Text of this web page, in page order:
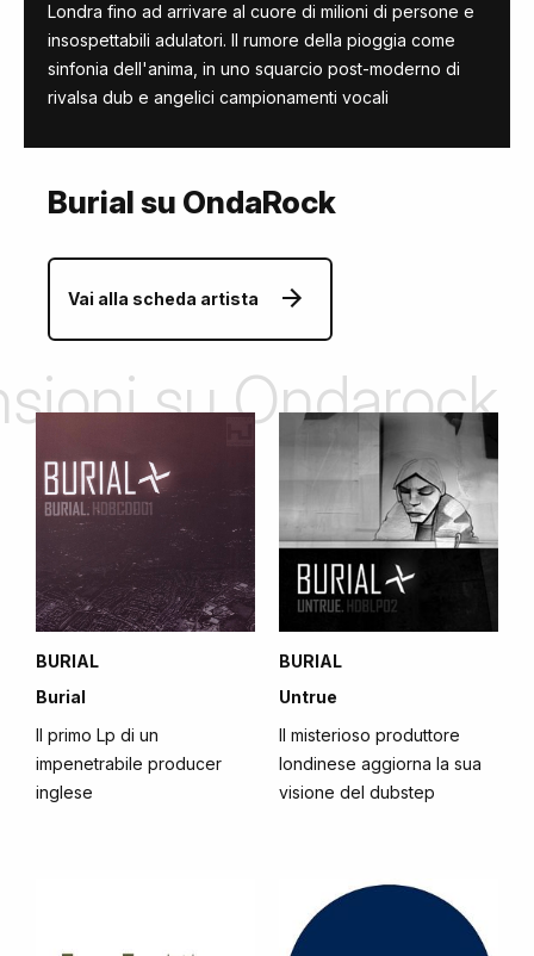
Londra fino ad arrivare al cuore di milioni di persone e
insospettabili adulatori. Il rumore della pioggia come
sinfonia dell'anima, in uno squarcio post-moderno di
rivalsa dub e angelici campionamenti vocali
Burial su OndaRock
Vai alla scheda artista
su Ondarock
BURIAL
Burial
Il primo Lp di un
impenetrabile producer
inglese
BURIAL
Untrue
Il misterioso produttore
londinese aggiorna la sua
visione del dubstep